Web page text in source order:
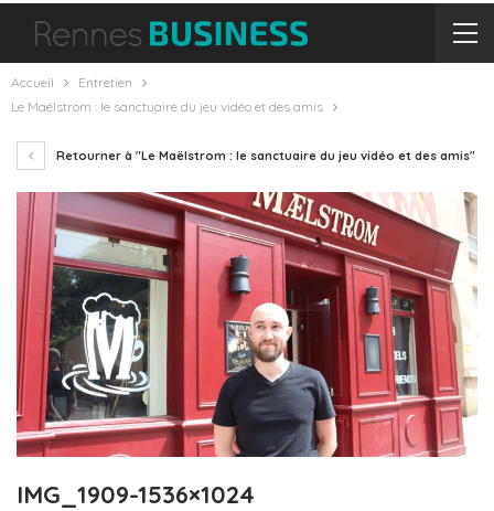
Accueil
Entretien
Le Maëlstrom : le sanctuaire du jeu vidéo et des amis
Retourner à "Le Maëlstrom : le sanctuaire du jeu vidéo et des amis"
IMG_1909-1536×1024